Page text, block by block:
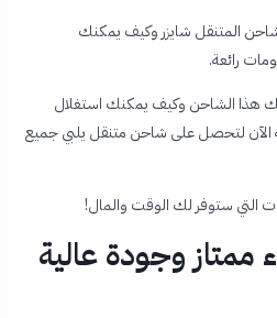
المتنقل شايزر وكيف يمكنك
رائعة.
لك هذا الشاحن وكيف يمكنك استغلال
الآن لتحصل على شاحن متنقل يلبي جميع
التي ستوفر لك الوقت والمال!
ممتاز وجودة عالية